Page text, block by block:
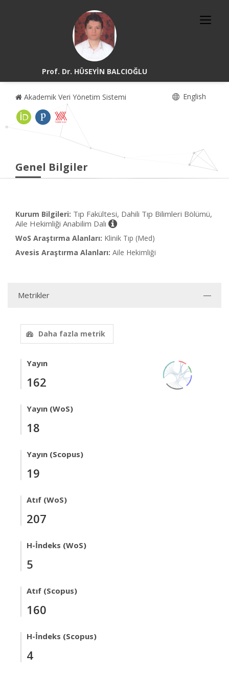
Prof. Dr. HÜSEYİN BALCIOĞLU
Akademik Veri Yönetim Sistemi English
Genel Bilgiler
Kurum Bilgileri: Tıp Fakültesi, Dahili Tıp Bilimleri Bölümü,
Aile Hekimliği Anabilim Dalı
WoS Araştırma Alanları: Klinik Tıp (Med)
Avesis Araştırma Alanları: Aile Hekimliği
Metrikler
Daha fazla metrik
Yayın
162
Yayın (WoS)
18
Yayın (Scopus)
19
Atıf (WoS)
207
H-İndeks (WoS)
5
Atıf (Scopus)
160
H-İndeks (Scopus)
4